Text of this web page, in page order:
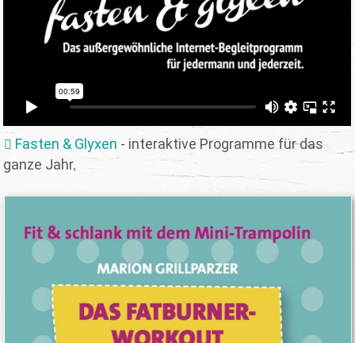
Fasten & Glyxen - interaktive Programme für das
ganze Jahr.